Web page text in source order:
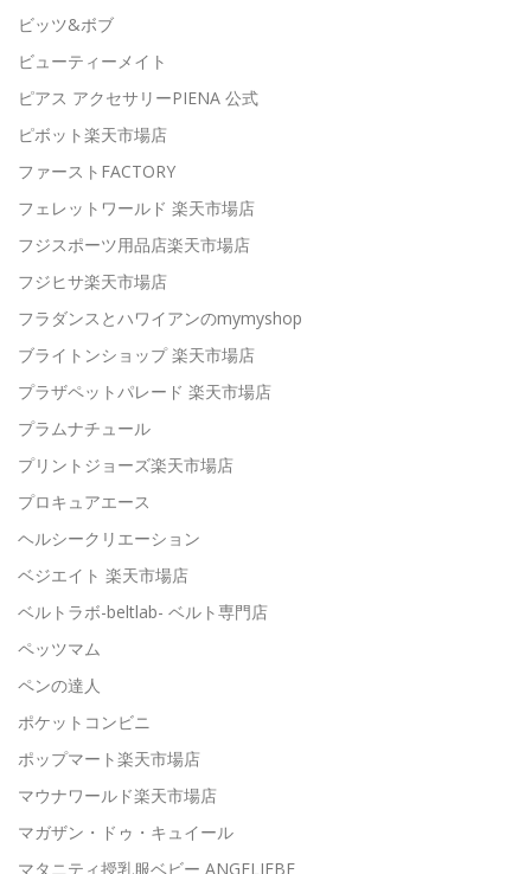
ビッツ&ボブ
ビューティーメイト
ピアス アクセサリーPIENA 公式
ピボット楽天市場店
ファーストFACTORY
フェレットワールド 楽天市場店
フジスポーツ用品店楽天市場店
フジヒサ楽天市場店
フラダンスとハワイアンのmymyshop
ブライトンショップ 楽天市場店
プラザペットパレード 楽天市場店
プラムナチュール
プリントジョーズ楽天市場店
プロキュアエース
ヘルシークリエーション
ベジエイト 楽天市場店
ベルトラボ-beltlab- ベルト専門店
ペッツマム
ペンの達人
ポケットコンビニ
ポップマート楽天市場店
マウナワールド楽天市場店
マガザン・ドゥ・キュイール
マタニティ授乳服ベビー ANGELIEBE